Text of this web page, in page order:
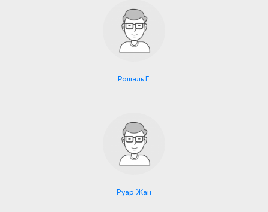
Рошаль Г.
Руар Жан